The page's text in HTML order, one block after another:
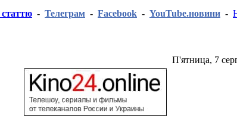
статтю - Телеграм - Facebook - YouTube.новини -
П'ятница, 7